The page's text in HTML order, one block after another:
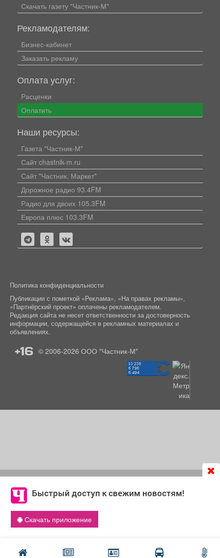
Быстрый доступ к свежим новостям!
Скачать приложение
согласие на обработку файлов cookie, которые
обеспечивают корректную работу сайта и сбора
информации для улучшения качества сервисов.
Что такое cookie
Скачать газету "Частник-М"
Рекламодателям:
Бизнес-кабинет
Заказать рекламу
Оплата услуг:
Расценки
Оплатить
Наши ресурсы:
Газета "Частник-М"
Сайт chastnik-m.ru
Сайт "Частник. Маркет"
Дорожное радио 93.4FM
Радио для двоих 105.3FM
Европа плюс 103.3FM
Политика конфиденциальности
Публикации с пометкой «Реклама», «На правах рекламы»,
«Партнёрский проект» оплачены рекламодателем.
Редакция сайта не несет ответственности за достоверность
информации, содержащейся в рекламных материалах и
объявлениях.
+16 © 2006-2026 ООО "Частник-М"